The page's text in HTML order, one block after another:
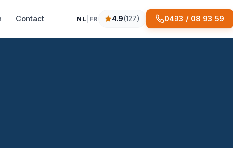
Contact NL FR
4.9 sterren op basis van 127 reviews
4.9(127) 0493 / 08 93 59